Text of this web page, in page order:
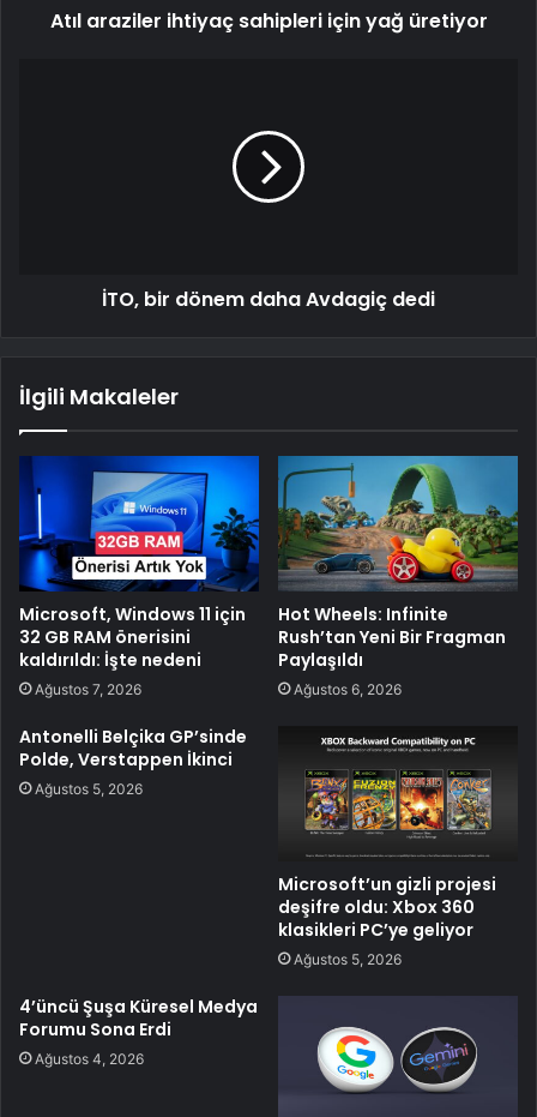
Atıl araziler ihtiyaç sahipleri için yağ üretiyor
İTO, bir dönem daha Avdagiç dedi
İlgili Makaleler
Microsoft, Windows 11 için
32 GB RAM önerisini
kaldırıldı: İşte nedeni
Ağustos 7, 2026
Hot Wheels: Infinite
Rush’tan Yeni Bir Fragman
Paylaşıldı
Ağustos 6, 2026
Antonelli Belçika GP’sinde
Polde, Verstappen İkinci
Ağustos 5, 2026
Microsoft’un gizli projesi
deşifre oldu: Xbox 360
klasikleri PC’ye geliyor
Ağustos 5, 2026
4’üncü Şuşa Küresel Medya
Forumu Sona Erdi
Ağustos 4, 2026